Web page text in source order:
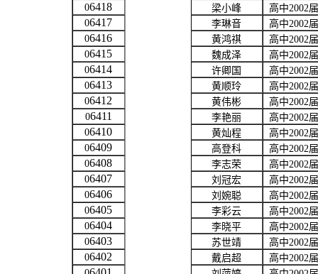
06418 梁小峰 高中2002届
06417 李琳音 高中2002届
06416 黄鸿祺 高中2002届
06415 魏成泽 高中2002届
06414 许卿国 高中2002届
06413 黄顺玲 高中2002届
06412 黄伟彬 高中2002届
06411 李艳丽 高中2002届
06410 黄灿程 高中2002届
06409 高登科 高中2002届
06408 李志荣 高中2002届
06407 刘冠宏 高中2002届
06406 刘婉聪 高中2002届
06405 李彩云 高中2002届
06404 李晓平 高中2002届
06403 苏世靖 高中2002届
06402 戴启超 高中2002届